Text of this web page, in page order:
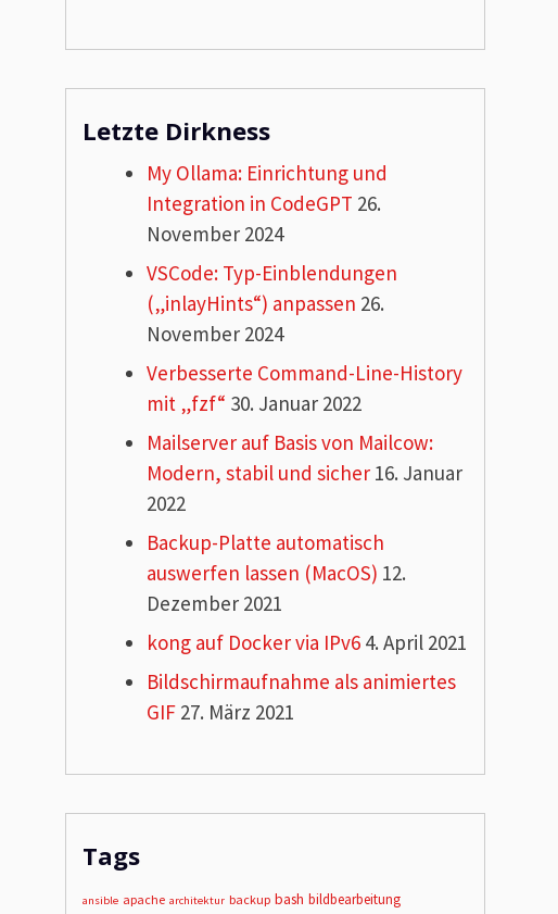
Letzte Dirkness
My Ollama: Einrichtung und
Integration in CodeGPT 26.
November 2024
VSCode: Typ-Einblendungen
(„inlayHints“) anpassen 26.
November 2024
Verbesserte Command-Line-History
mit „fzf“ 30. Januar 2022
Mailserver auf Basis von Mailcow:
Modern, stabil und sicher16. Januar
2022
Backup-Platte automatisch
auswerfen lassen (MacOS) 12.
Dezember 2021
kong auf Docker via IPv64. April 2021
Bildschirmaufnahme als animiertes
GIF27. März 2021
Tags
ansible apache architektur backup bash bildbearbeitung